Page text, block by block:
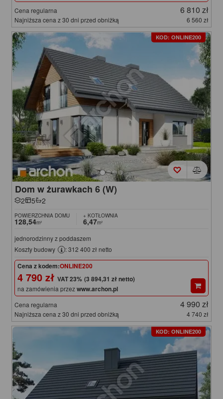
Cena regularna 6 810 zł
Najniższa cena z 30 dni przed obniżką 6 560 zł
KOD: ONLINE200
Dom w żurawkach 6 (W)
2 5 2
POWIERZCHNIA DOMU
128,54m²
+ KOTŁOWNIA
6,47m²
jednorodzinny z poddaszem
Koszty budowy
: 312 400 zł netto
Cena z kodem:ONLINE200
4 790 zł (3 894,31 zł netto)
na zamówienia przezwww.archon.pl
Cena regularna 4 990 zł
Najniższa cena z 30 dni przed obniżką 4 740 zł
KOD: ONLINE200